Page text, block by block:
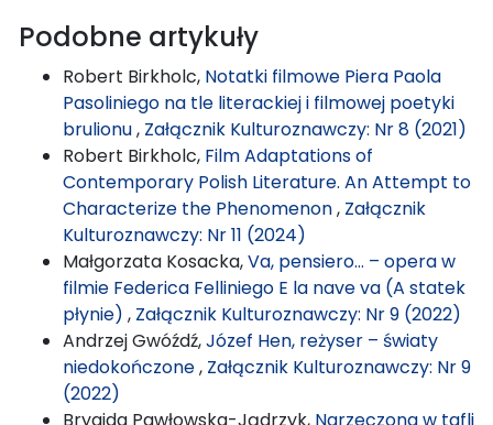
Podobne artykuły
Robert Birkholc, Notatki filmowe Piera Paola
Pasoliniego na tle literackiej i filmowej poetyki
brulionu, Załącznik Kulturoznawczy: Nr 8 (2021)
Robert Birkholc, Film Adaptations of
Contemporary Polish Literature. An Attempt to
Characterize the Phenomenon, Załącznik
Kulturoznawczy: Nr 11 (2024)
Małgorzata Kosacka,Va, pensiero… – opera w
filmie Federica Felliniego E la nave va (A statek
płynie) , Załącznik Kulturoznawczy: Nr 9 (2022)
Andrzej Gwóźdź,Józef Hen, reżyser – światy
niedokończone, Załącznik Kulturoznawczy: Nr 9
(2022)